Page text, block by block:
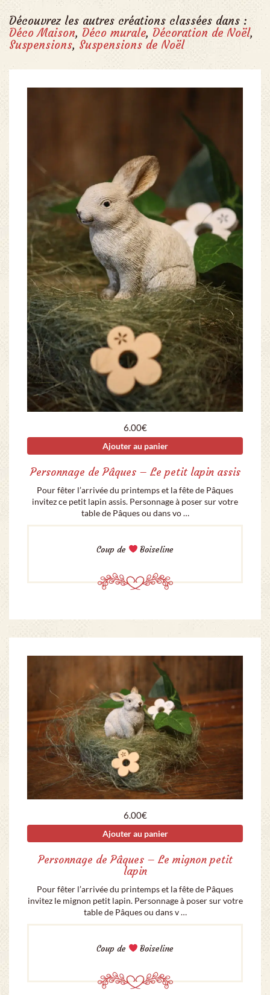
Découvrez les autres créations classées dans :
Déco Maison, Déco murale, Décoration de Noël,
Suspensions, Suspensions de Noël
6.00€
Ajouter au panier
Personnage de Pâques – Le petit lapin assis
Pour fêter l’arrivée du printemps et la fête de Pâques
invitez ce petit lapin assis. Personnage à poser sur votre
table de Pâques ou dans vo …
Coup de Boiseline
6.00€
Ajouter au panier
Personnage de Pâques – Le mignon petit
lapin
Pour fêter l’arrivée du printemps et la fête de Pâques
invitez le mignon petit lapin. Personnage à poser sur votre
table de Pâques ou dans v …
Coup de Boiseline